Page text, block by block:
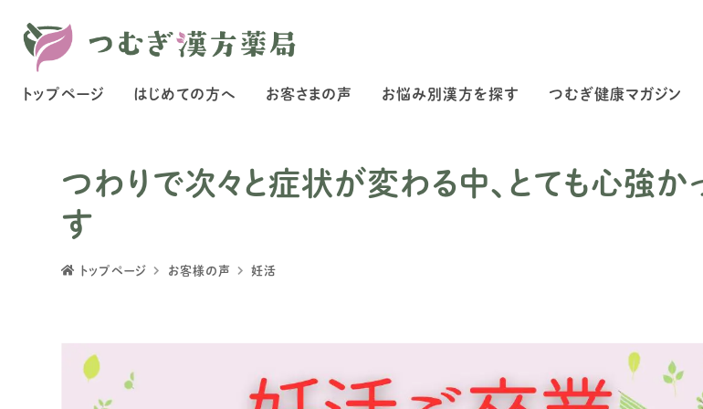
トップページ はじめての方へ お客さまの声 お悩み別漢方を探す つむぎ健康マガジン
つわりで次々と症状が変わる中、とても心強か
す
トップページ お客様の声 妊活